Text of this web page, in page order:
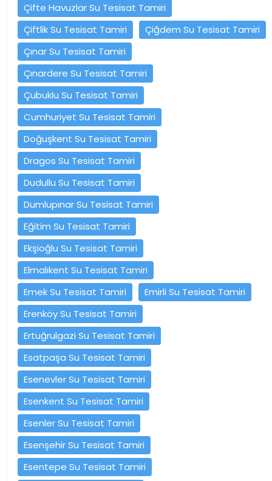
Çifte Havuzlar Su Tesisat Tamiri
Çiftlik Su Tesisat Tamiri
Çiğdem Su Tesisat Tamiri
Çınar Su Tesisat Tamiri
Çınardere Su Tesisat Tamiri
Çubuklu Su Tesisat Tamiri
Cumhuriyet Su Tesisat Tamiri
Doğuşkent Su Tesisat Tamiri
Dragos Su Tesisat Tamiri
Dudullu Su Tesisat Tamiri
Dumlupınar Su Tesisat Tamiri
Eğitim Su Tesisat Tamiri
Ekşioğlu Su Tesisat Tamiri
Elmalıkent Su Tesisat Tamiri
Emek Su Tesisat Tamiri
Emirli Su Tesisat Tamiri
Erenköy Su Tesisat Tamiri
Ertuğrulgazi Su Tesisat Tamiri
Esatpaşa Su Tesisat Tamiri
Esenevler Su Tesisat Tamiri
Esenkent Su Tesisat Tamiri
Esenler Su Tesisat Tamiri
Esenşehir Su Tesisat Tamiri
Esentepe Su Tesisat Tamiri